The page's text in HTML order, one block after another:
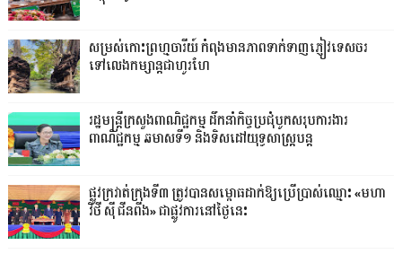
សម្រស់កោះព្រហ្មចារីយ៍ កំពុងមានភាពទាក់ទាញភ្ញៀវទេសចរ
ទៅលេងកម្សាន្តជាហូរហែ
រដ្ឋមន្ត្រីក្រសួងពាណិជ្ជកម្ម ដឹកនាំកិច្ចប្រជុំបូកសរុបការងារ
ពាណិជ្ជកម្ម ឆមាសទី១ និងទិសដៅយុទ្ធសាស្រ្តបន្ត
ផ្លូវក្រវាត់ក្រុងទី៣ ត្រូវបានសម្ពោធដាក់ឱ្យប្រើប្រាស់ឈ្មោះ «មហា
វិថី ស៊ី ជីនពីង» ជាផ្លូវការនៅថ្ងៃនេះ